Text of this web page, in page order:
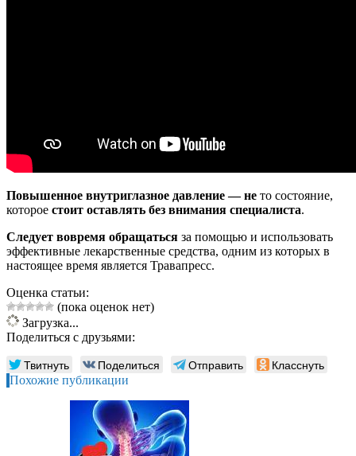
Повышенное внутриглазное давление — не то состояние,
которое стоит оставлять без внимания специалиста.
Следует вовремя обращаться за помощью и использовать
эффективные лекарственные средства, одним из которых в
настоящее время является Травапресс.
Оценка статьи:
(пока оценок нет)
Загрузка...
Поделиться с друзьями:
Твитнуть Поделиться Отправить Класснуть
Похожие публикации